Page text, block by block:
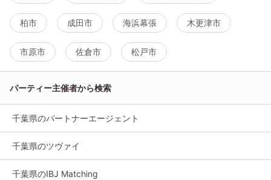
柏市 成田市 海浜幕張 木更津市
市原市 佐倉市 松戸市
パーティー主催者から検索
千葉県のパートナーエージェント
千葉県のツヴァイ
千葉県のIBJ Matching